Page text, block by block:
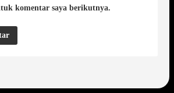
komentar saya berikutnya.